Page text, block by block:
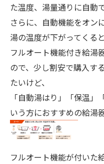
た温度、湯量通りに自動
さらに、自動機能をオン
湯の温度が下がってくる
フルオート機能付き給湯
ので、少し割安で購入す
たいけど、
「自動湯はり」「保温
いう方におすすめの給湯器
フルオート機能が付いた